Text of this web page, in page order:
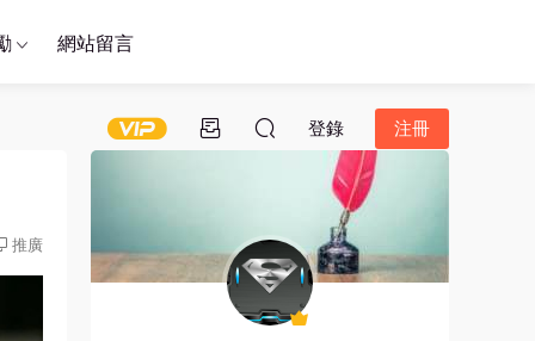
網站留言
登錄 注冊
推廣